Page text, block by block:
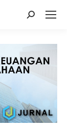
Search: